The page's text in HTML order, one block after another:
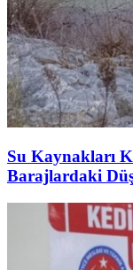
Su Kaynakları
Barajlardaki